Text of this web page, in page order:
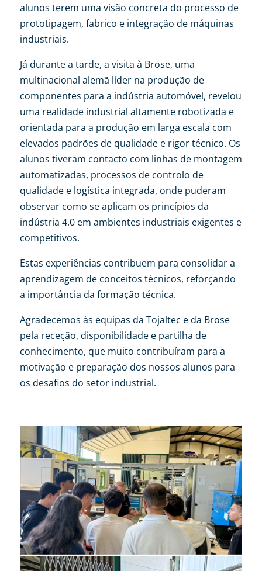
alunos terem uma visão concreta do processo de
prototipagem, fabrico e integração de máquinas
industriais.
Já durante a tarde, a visita à Brose, uma
multinacional alemã líder na produção de
componentes para a indústria automóvel, revelou
uma realidade industrial altamente robotizada e
orientada para a produção em larga escala com
elevados padrões de qualidade e rigor técnico. Os
alunos tiveram contacto com linhas de montagem
automatizadas, processos de controlo de
qualidade e logística integrada, onde puderam
observar como se aplicam os princípios da
indústria 4.0 em ambientes industriais exigentes e
competitivos.
Estas experiências contribuem para consolidar a
aprendizagem de conceitos técnicos, reforçando
a importância da formação técnica.
Agradecemos às equipas da Tojaltec e da Brose
pela receção, disponibilidade e partilha de
conhecimento, que muito contribuíram para a
motivação e preparação dos nossos alunos para
os desafios do setor industrial.